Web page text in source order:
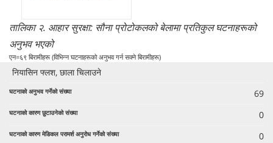
तालिका २. आहार सुरक्षा: सौना प्रोटोकलको बेलामा प्रतिकुल घटनाहरूको
अनुभव भएको
एन=६९ बिरामीहरू (विभिन्न घटनाहरूको अनुभव गर्न सक्ने बिरामीहरू)
नियासिन फ्लश, छाला चिलाउने
69
0
0